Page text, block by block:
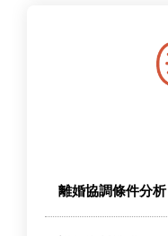
離婚協調條件分析